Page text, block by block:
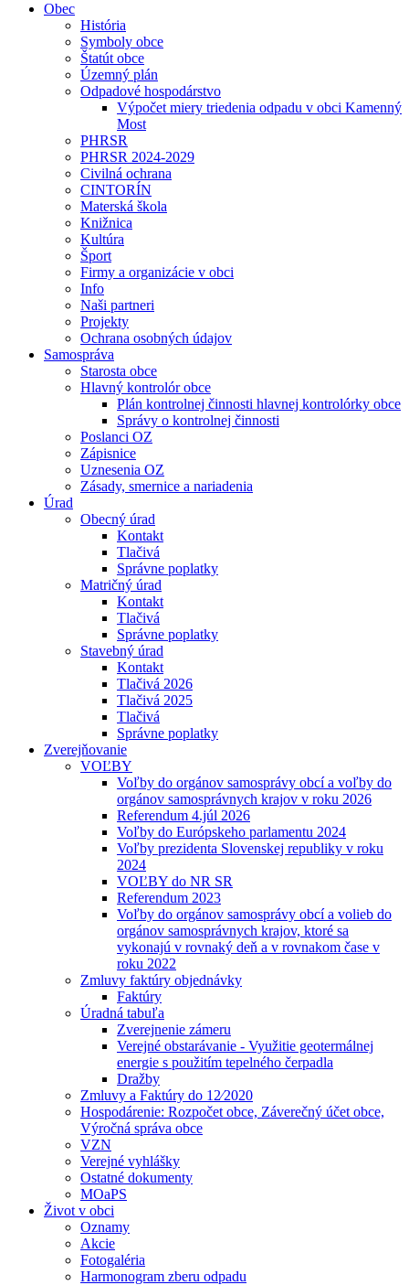
Obec
História
Symboly obce
Štatút obce
Územný plán
Odpadové hospodárstvo
Výpočet miery triedenia odpadu v obci Kamenný
Most
PHRSR
PHRSR 2024-2029
Civilná ochrana
CINTORÍN
Materská škola
Knižnica
Kultúra
Šport
Firmy a organizácie v obci
Info
Naši partneri
Projekty
Ochrana osobných údajov
Samospráva
Starosta obce
Hlavný kontrolór obce
Plán kontrolnej činnosti hlavnej kontrolórky obce
Správy o kontrolnej činnosti
Poslanci OZ
Zápisnice
Uznesenia OZ
Zásady, smernice a nariadenia
Úrad
Obecný úrad
Kontakt
Tlačivá
Správne poplatky
Matričný úrad
Kontakt
Tlačivá
Správne poplatky
Stavebný úrad
Kontakt
Tlačivá 2026
Tlačivá 2025
Tlačivá
Správne poplatky
Zverejňovanie
VOĽBY
Voľby do orgánov samosprávy obcí a voľby do
orgánov samosprávnych krajov v roku 2026
Referendum 4.júl 2026
Voľby do Európskeho parlamentu 2024
Voľby prezidenta Slovenskej republiky v roku
2024
VOĽBY do NR SR
Referendum 2023
Voľby do orgánov samosprávy obcí a volieb do
orgánov samosprávnych krajov, ktoré sa
vykonajú v rovnaký deň a v rovnakom čase v
roku 2022
Zmluvy faktúry objednávky
Faktúry
Úradná tabuľa
Zverejnenie zámeru
Verejné obstarávanie - Využitie geotermálnej
energie s použitím tepelného čerpadla
Dražby
Zmluvy a Faktúry do 12⁄2020
Hospodárenie: Rozpočet obce, Záverečný účet obce,
Výročná správa obce
VZN
Verejné vyhlášky
Ostatné dokumenty
MOaPS
Život v obci
Oznamy
Akcie
Fotogaléria
Harmonogram zberu odpadu